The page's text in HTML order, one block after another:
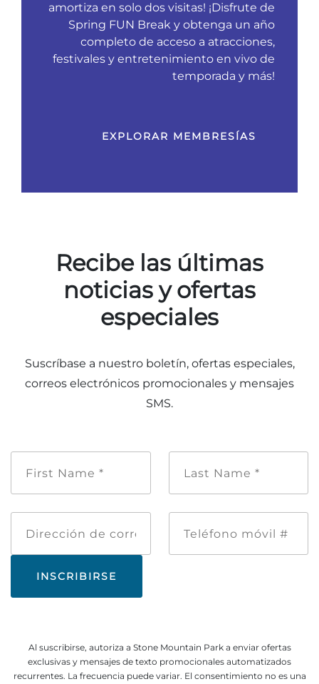
amortiza en solo dos visitas! ¡Disfrute de
Spring FUN Break y obtenga un año
completo de acceso a atracciones,
festivales y entretenimiento en vivo de
temporada y más!
EXPLORAR MEMBRESÍAS
Recibe las últimas
noticias y ofertas
especiales
Suscríbase a nuestro boletín, ofertas especiales,
correos electrónicos promocionales y mensajes
SMS.
de
*
de
móvil
Al suscribirse, autoriza a Stone Mountain Park a enviar ofertas
exclusivas y mensajes de texto promocionales automatizados
recurrentes. La frecuencia puede variar. El consentimiento no es una